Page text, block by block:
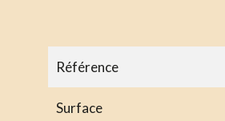
Référence
Surface